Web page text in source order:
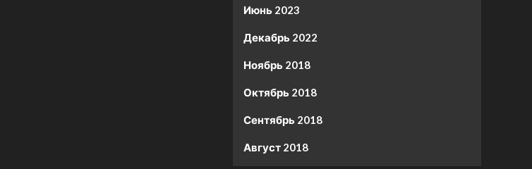
Июнь 2023
Декабрь 2022
Ноябрь 2018
Октябрь 2018
Сентябрь 2018
Август 2018